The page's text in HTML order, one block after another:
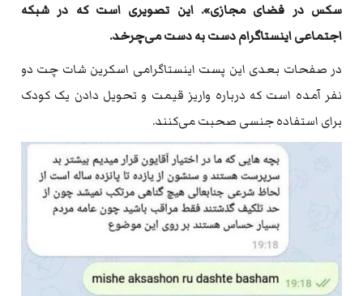
سکس در فضای مجازی». این تصویری است که در شبکه
اجتماعی اینستاگرام دست به دست می‌چرخد.
در صفحات بعدی این پست اینستاگرامی اسکرین شات چت دو
نفر آمده است که درباره واریز قیمت و تحویل دادن یک کودک
برای استفاده جنسی صحبت می‌کنند.